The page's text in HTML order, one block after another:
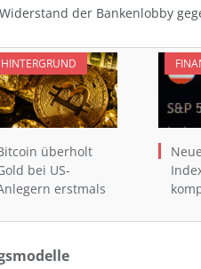
der Bankenlobby
HINTERGRUND
überholt
bei US-
erstmals